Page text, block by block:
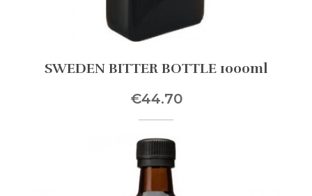
SWEDEN BITTER BOTTLE 1000ml
€44.70